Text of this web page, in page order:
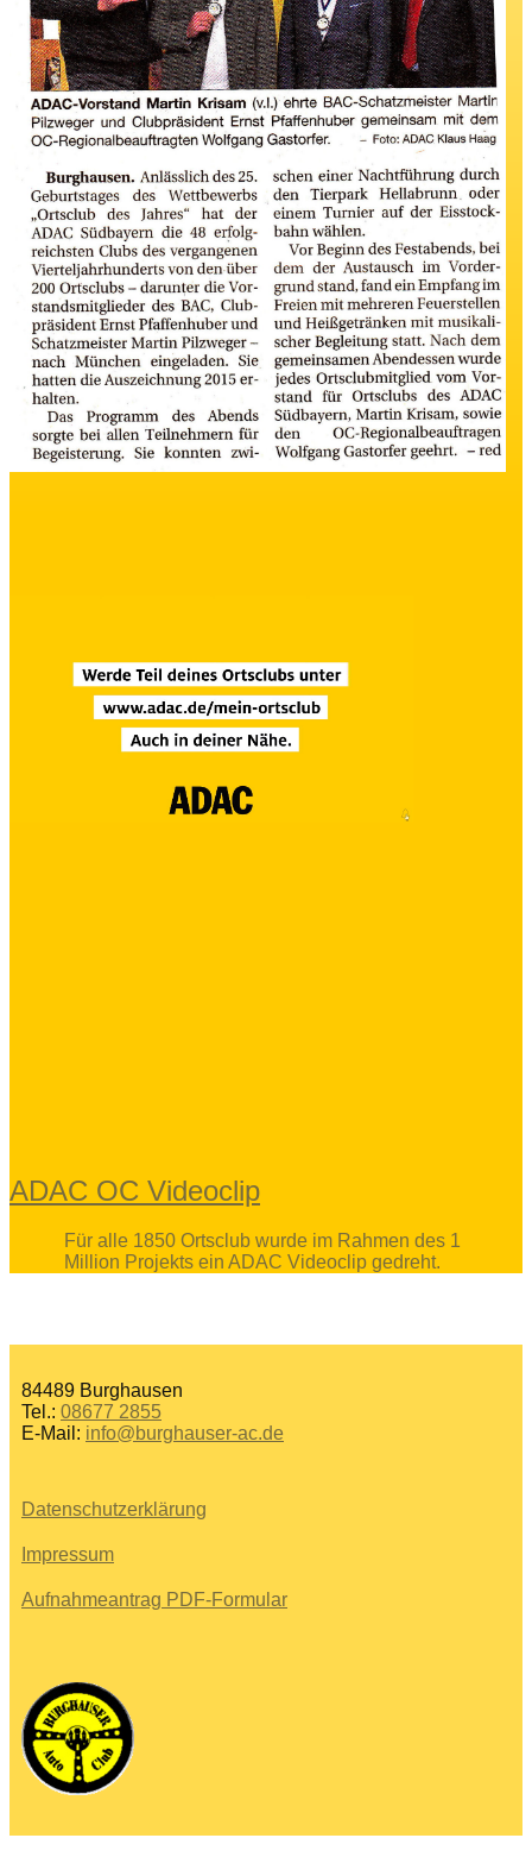
ADAC OC Videoclip
Für alle 1850 Ortsclub wurde im Rahmen des 1
Million Projekts ein ADAC Videoclip gedreht.
84489 Burghausen
Tel.: 08677 2855
E-Mail: info@burghauser-ac.de
Datenschutzerklärung
Impressum
Aufnahmeantrag PDF-Formular